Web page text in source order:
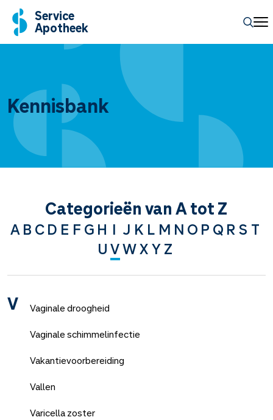
Service
Apotheek
Kennisbank
Categorieën van A tot Z
AB CD E F G H I J K L M N O P Q RS T
U VWXY Z
V
Vaginale droogheid
Vaginale schimmelinfectie
Vakantievoorbereiding
Vallen
Varicella zoster